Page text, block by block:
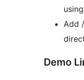
Add
Demo